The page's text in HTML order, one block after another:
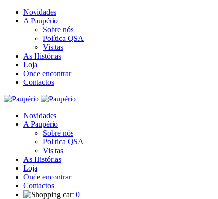
Novidades
A Paupério
Sobre nós
Política QSA
Visitas
As Histórias
Loja
Onde encontrar
Contactos
Novidades
A Paupério
Sobre nós
Política QSA
Visitas
As Histórias
Loja
Onde encontrar
Contactos
0